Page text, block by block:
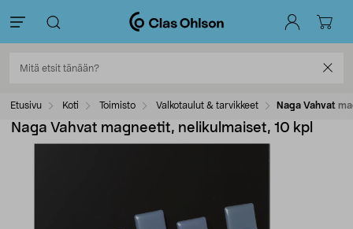
Etusivu Koti Toimisto Valkotaulut & tarvikkeet Naga Vahvat
Naga Vahvat magneetit, nelikulmaiset, 10 kpl